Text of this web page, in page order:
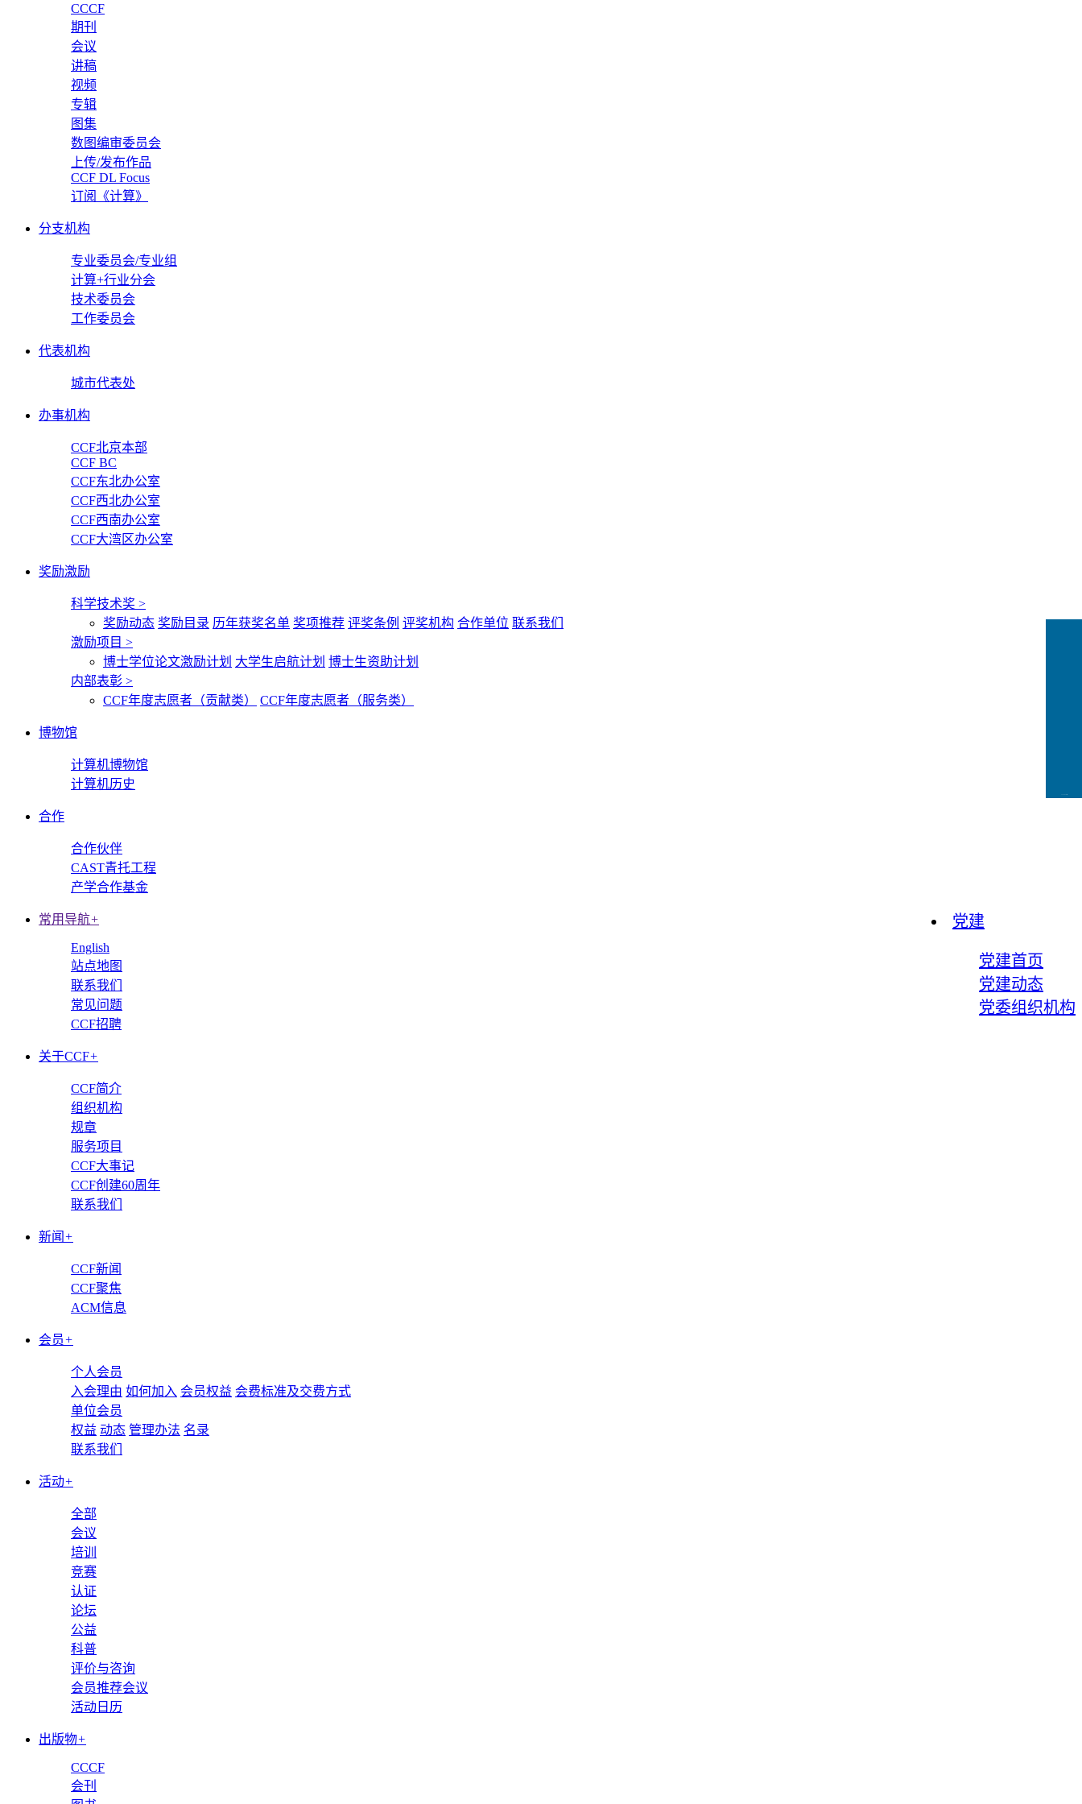
CCCF
期刊
会议
讲稿
视频
专辑
图集
数图编审委员会
上传/发布作品
CCF DL Focus
订阅《计算》
分支机构
专业委员会/专业组
计算+行业分会
技术委员会
工作委员会
代表机构
城市代表处
办事机构
CCF北京本部
CCF BC
CCF东北办公室
CCF西北办公室
CCF西南办公室
CCF大湾区办公室
奖励激励
科学技术奖 >
奖励动态 奖励目录 历年获奖名单 奖项推荐 评奖条例 评奖机构 合作单位 联系我们
激励项目 >
博士学位论文激励计划 大学生启航计划 博士生资助计划
内部表彰 >
CCF年度志愿者（贡献类）
CCF年度志愿者（服务类）
博物馆
计算机博物馆
计算机历史
合作
合作伙伴
CAST青托工程
产学合作基金
党建
党建首页
党建动态
党委组织机构
常用导航+
English
站点地图
联系我们
常见问题
CCF招聘
关于CCF+
CCF简介
组织机构
规章
服务项目
CCF大事记
CCF创建60周年
联系我们
新闻 +
CCF新闻
CCF聚焦
ACM信息
会员+
个人会员
入会理由 如何加入 会员权益 会费标准及交费方式
单位会员
权益 动态 管理办法 名录
联系我们
活动+
全部
会议
培训
竞赛
认证
论坛
公益
科普
评价与咨询
会员推荐会议
活动日历
出版物+
CCCF
会刊